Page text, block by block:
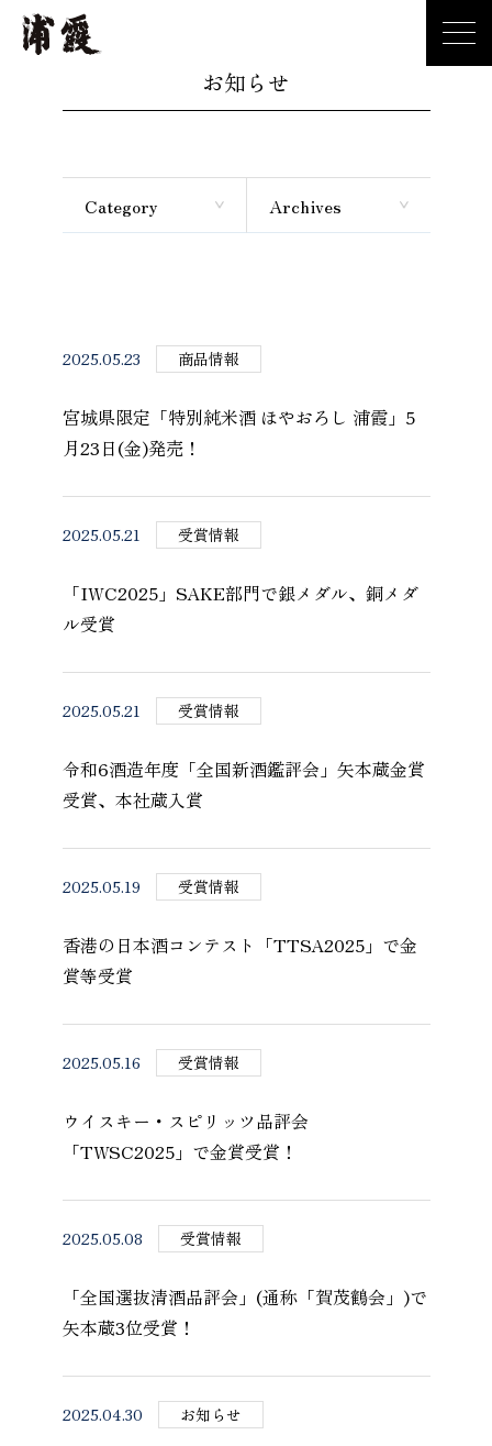
お知らせ
Category Archives
2025.05.23 商品情報
宮城県限定「特別純米酒 ほやおろし 浦霞」5
月23日(金)発売！
2025.05.21 受賞情報
「IWC2025」SAKE部門で銀メダル、銅メダ
ル受賞
2025.05.21 受賞情報
令和6酒造年度「全国新酒鑑評会」矢本蔵金賞
受賞、本社蔵入賞
2025.05.19 受賞情報
香港の日本酒コンテスト「TTSA2025」で金
賞等受賞
2025.05.16 受賞情報
ウイスキー・スピリッツ品評会
「TWSC2025」で金賞受賞！
2025.05.08 受賞情報
「全国選抜清酒品評会」(通称「賀茂鶴会」)で
矢本蔵3位受賞！
2025.04.30 お知らせ